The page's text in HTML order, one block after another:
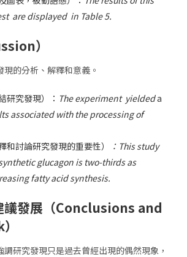
are displayed in Table 5.
）
的分析、解釋和意義。
研究發現）： The experiment yieldeda
associated with the processing of
和討論研究發現的重要性）
：This study
glucagon is two-thirds as
fatty acid synthesis.
議發展（Conclusions and
研究發現只是過去曾經出現的偶然現象，